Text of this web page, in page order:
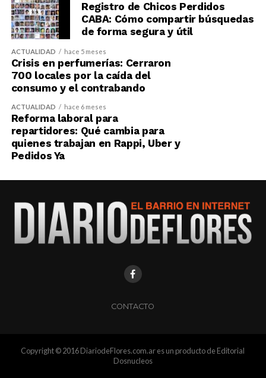
Registro de Chicos Perdidos
CABA: Cómo compartir búsquedas
de forma segura y útil
ACTUALIDAD hace 5 meses
Crisis en perfumerías: Cerraron
700 locales por la caída del
consumo y el contrabando
ACTUALIDAD hace 6 meses
Reforma laboral para
repartidores: Qué cambia para
quienes trabajan en Rappi, Uber y
Pedidos Ya
CONTACTO
Copyright © 2016 DiariodeFlores.com.ar es un producto de Editorial
Dosnucleos